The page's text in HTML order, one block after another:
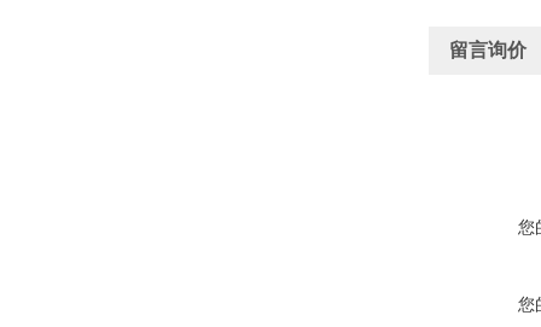
留言询价
您
您